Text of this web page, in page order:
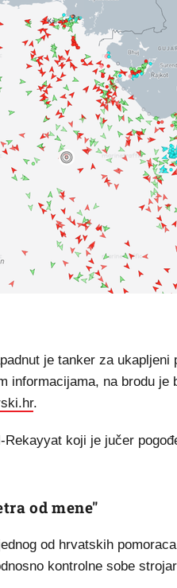
je tanker za
informacijama, na brodu
.
koji je jučer
od mene"
od hrvatskih
kontrolne sobe